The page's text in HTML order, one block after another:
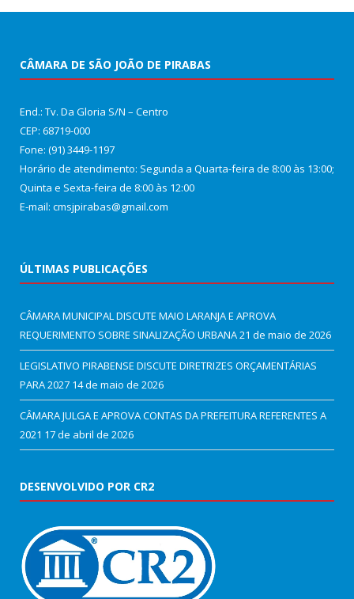
CÂMARA DE SÃO JOÃO DE PIRABAS
End.: Tv. Da Gloria S/N – Centro
CEP: 68719-000
Fone: (91) 3449-1197
Horário de atendimento: Segunda a Quarta-feira de 8:00 às 13:00;
Quinta e Sexta-feira de 8:00 às 12:00
E-mail: cmsjpirabas@gmail.com
ÚLTIMAS PUBLICAÇÕES
CÂMARA MUNICIPAL DISCUTE MAIO LARANJA E APROVA
REQUERIMENTO SOBRE SINALIZAÇÃO URBANA21 de maio de 2026
LEGISLATIVO PIRABENSE DISCUTE DIRETRIZES ORÇAMENTÁRIAS
PARA 2027 14 de maio de 2026
CÂMARA JULGA E APROVA CONTAS DA PREFEITURA REFERENTES A
2021 17 de abril de 2026
DESENVOLVIDO POR CR2